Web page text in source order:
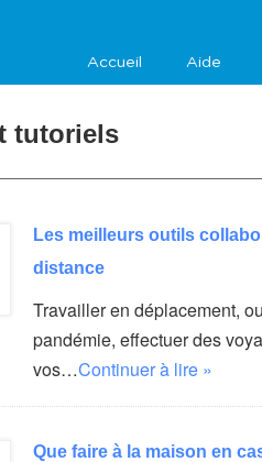
Accueil Aide
tutoriels
Les meilleurs outils
distance
Travailler en déplacement,
pandémie, effectuer des
vos…Continuer à lire »
Que faire à la maison en